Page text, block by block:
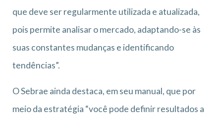
que deve ser regularmente utilizada e atualizada,
pois permite analisar o mercado, adaptando-se às
suas constantes mudanças e identificando
tendências”.
O Sebrae ainda destaca, em seu manual, que por
meio da estratégia “você pode definir resultados a